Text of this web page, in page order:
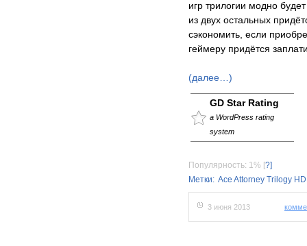
игр трилогии модно
из двух остальных
сэкономить, если
геймеру придётся
(далее…)
GD Star Rating
a WordPress rating
system
Популярность: 1% [?]
Метки: Ace Attorney Trilogy HD
3 июня 2013